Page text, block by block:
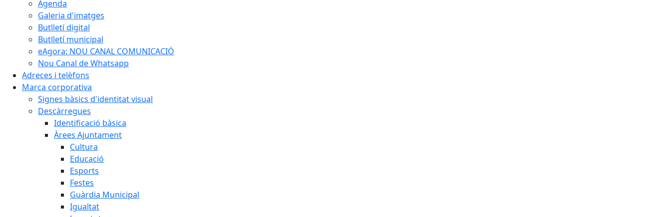
Agenda
Galeria d'imatges
Butlletí digital
Butlletí municipal
eAgora: NOU CANAL COMUNICACIÓ
Nou Canal de Whatsapp
Adreces i telèfons
Marca corporativa
Signes bàsics d'identitat visual
Descàrregues
Identificació bàsica
Àrees Ajuntament
Cultura
Educació
Esports
Festes
Guàrdia Municipal
Igualtat